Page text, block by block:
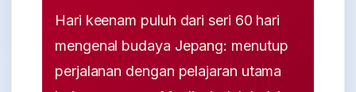
Hari keenam puluh dari seri 60 hari
mengenal budaya Jepang: menutup
perjalanan dengan pelajaran utama